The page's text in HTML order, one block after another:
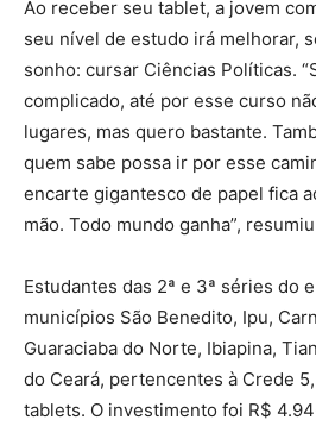
Ao receber seu tablet, a jovem
seu nível de estudo irá melhorar,
sonho: cursar Ciências Políticas.
complicado, até por esse curso
lugares, mas quero bastante.
quem sabe possa ir por esse
encarte gigantesco de papel fica
mão. Todo mundo ganha”,
Estudantes das 2ª e 3ª séries do
municípios São Benedito, Ipu,
Guaraciaba do Norte, Ibiapina,
do Ceará, pertencentes à Crede
tablets. O investimento foi R$